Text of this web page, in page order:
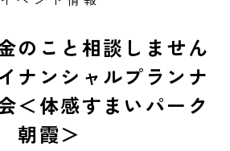
のこと相談しません
ナンシャルプランナ
＜体感すまいパーク
朝霞＞